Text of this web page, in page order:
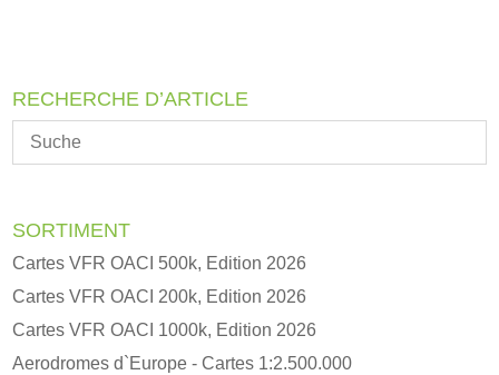
v
RECHERCHE D’ARTICLE
SORTIMENT
Cartes VFR OACI 500k, Edition 2026
Cartes VFR OACI 200k, Edition 2026
Cartes VFR OACI 1000k, Edition 2026
Aerodromes d`Europe - Cartes 1:2.500.000